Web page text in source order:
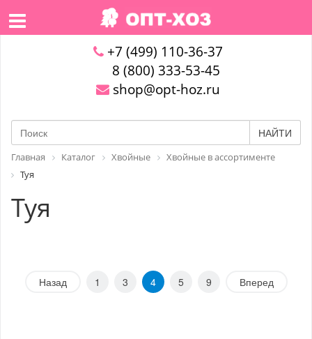
+7 (499) 110-36-37
8 (800) 333-53-45
shop@opt-hoz.ru
НАЙТИ
Главная Каталог Хвойные
Хвойные в ассортименте
Туя
Туя
Назад 1 3 4 5 9 Вперед